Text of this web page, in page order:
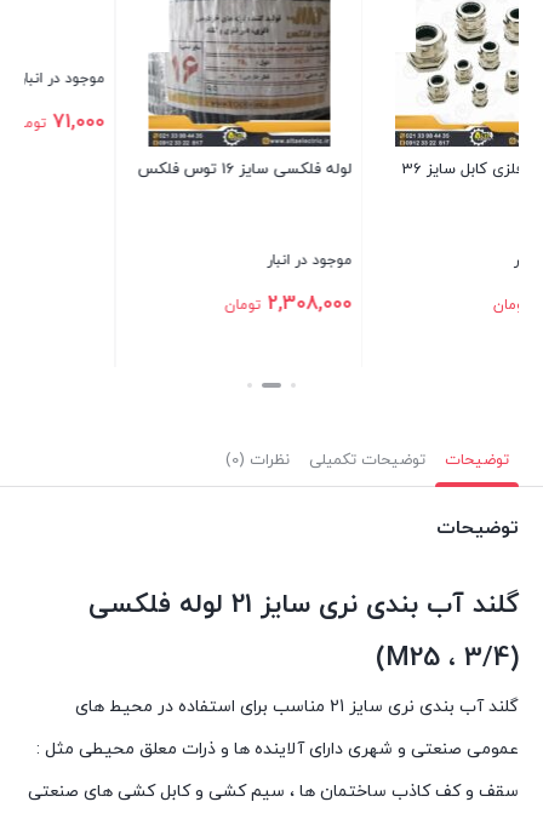
لوله فلکسی سایز 16 توس فلکس
2,308,000
موجود در انبار
71,000 تومان
توضیحات توضیحات تکمیلی نظرات (0)
توضیحات
گلند آب بندی نری سایز 21 لوله فلکسی
(M
25 ، 3/4
)
گلند آب بندی نری سایز 21 مناسب برای استفاده در محيط های
عمومی صنعتی و شهری دارای آلاينده ها و ذرات معلق محيطی مثل :
سقف و کف کاذب ساختمان ها ، سيم کشی و کابل کشی های صنعتی